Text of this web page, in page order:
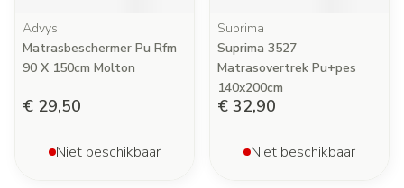
Advys
Matrasbeschermer Pu Rfm
90 X 150cm Molton
€ 29,50
Niet beschikbaar
Suprima
Suprima 3527
Matrasovertrek Pu+pes
140x200cm
€ 32,90
Niet beschikbaar